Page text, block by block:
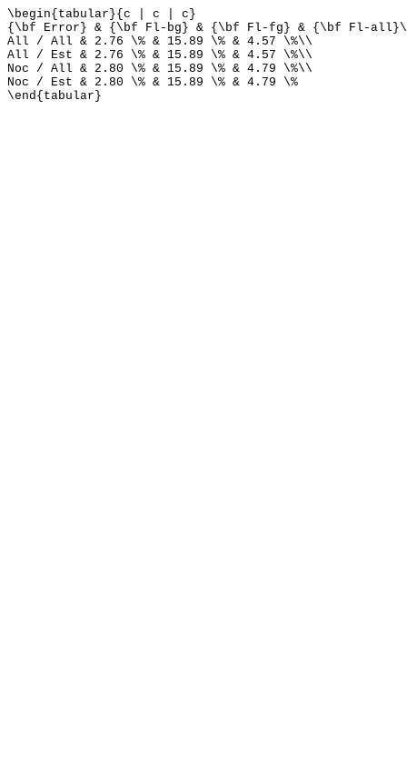
\begin{tabular}{c | c | c}
{\bf Error} & {\bf Fl-bg} & {\bf Fl-fg} & {\bf Fl-
All / All & 2.76 \% & 15.89 \% & 4.57 \%\\
All / Est & 2.76 \% & 15.89 \% & 4.57 \%\\
Noc / All & 2.80 \% & 15.89 \% & 4.79 \%\\
Noc / Est & 2.80 \% & 15.89 \% & 4.79 \%
\end{tabular}